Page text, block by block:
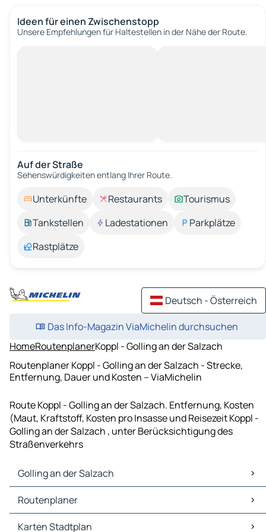
Ideen für einen Zwischenstopp
Unsere Empfehlungen für Haltestellen in der Nähe der Route.
Auf der Straße
Sehenswürdigkeiten entlang Ihrer Route.
Unterkünfte Restaurants
Tourismus
Tankstellen
Ladestationen
Parkplätze
Rastplätze
Deutsch - Österreich
Das Info-Magazin ViaMichelin durchsuchen
HomeRoutenplanerKoppl - Golling an der Salzach
Routenplaner Koppl - Golling an der Salzach - Strecke,
Entfernung, Dauer und Kosten – ViaMichelin
Route Koppl - Golling an der Salzach. Entfernung, Kosten
(Maut, Kraftstoff, Kosten pro Insasse und Reisezeit Koppl -
Golling an der Salzach , unter Berücksichtigung des
Straßenverkehrs
Golling an der Salzach
Golling an der Salzach Karten Stadtplan
Golling an der Salzach Verkehr
Golling an der Salzach Hotels
Routenplaner
Routenplaner Golling an der Salzach - Salzburg
Karten Stadtplan